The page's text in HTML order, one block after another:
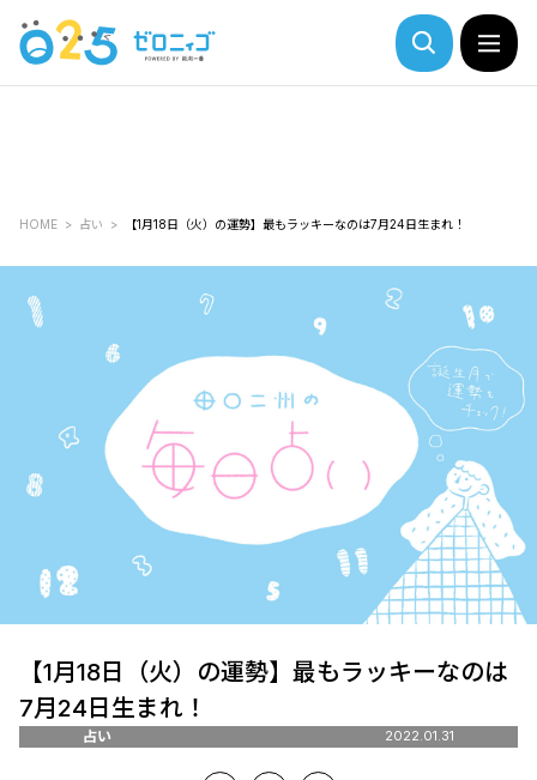
HOME 占い 【1月18日（火）の運勢】最もラッキーなのは7月24日生まれ！
【1月18日（火）の運勢】最もラッキーなのは
7月24日生まれ！
占い 2022.01.31